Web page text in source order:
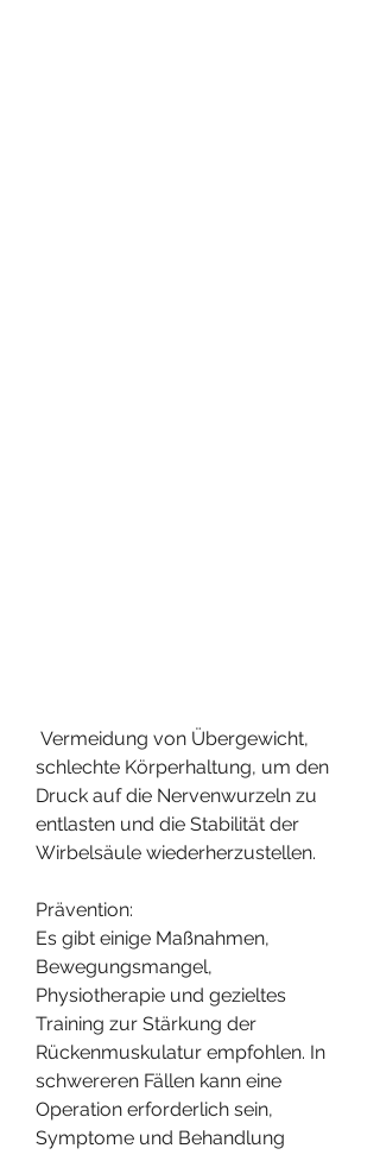
schlechte Körperhaltung, um den
Druck auf die Nervenwurzeln zu
entlasten und die Stabilität der
Wirbelsäule wiederherzustellen.
Prävention:
Es gibt einige Maßnahmen,
Bewegungsmangel,
Physiotherapie und gezieltes
Training zur Stärkung der
Rückenmuskulatur empfohlen. In
schwereren Fällen kann eine
Operation erforderlich sein,
Symptome und Behandlung